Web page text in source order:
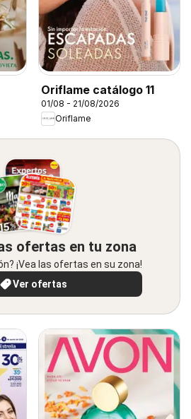
Oriflame catálogo 11
01/08 - 21/08/2026
Oriflame
ofertas en tu zona
¡Vea las ofertas en su zona!
Ver ofertas